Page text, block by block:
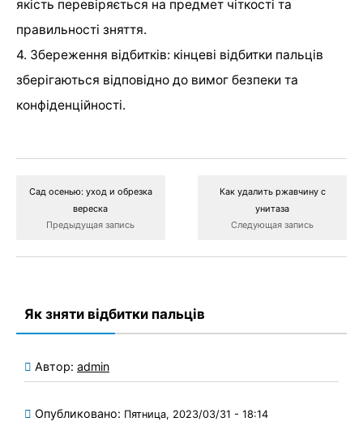
якість перевіряється на предмет чіткості та
правильності зняття.
4. Збереження відбитків: кінцеві відбитки пальців
зберігаються відповідно до вимог безпеки та
конфіденційності.
Сад осенью: уход и обрезка
вереска
Предыдущая запись
Как удалить ржавчину с
унитаза
Следующая запись
Як зняти відбитки пальців
Автор: admin
Опубликовано: Пятница, 2023/03/31 - 18:14